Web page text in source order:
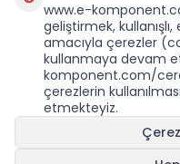
KDV Dahil Birim Fiyat
Ekom Elk. Elektronik San.
www.e-
geliştirmek,
amacıyla çerezler
kullanmaya devam
komponent.com/
çerezlerin
etmekteyiz.